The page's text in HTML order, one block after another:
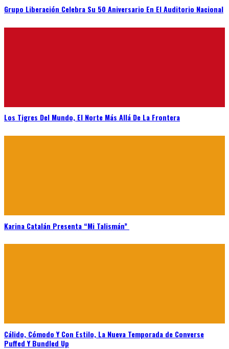
Grupo Liberación Celebra Su 50 Aniversario En El Auditorio Nacional
Los Tigres Del Mundo, El Norte Más Allá De La Frontera
Karina Catalán Presenta “Mi Talismán”
Cálido, Cómodo Y Con Estilo, La Nueva Temporada de Converse
Puffed Y Bundled Up